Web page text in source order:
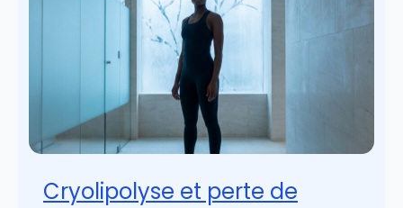
Cryolipolyse et perte de